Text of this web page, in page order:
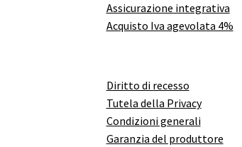
Assicurazione integrativa
Acquisto Iva agevolata 4%
Diritto di recesso
Tutela della Privacy
Condizioni generali
Garanzia del produttore